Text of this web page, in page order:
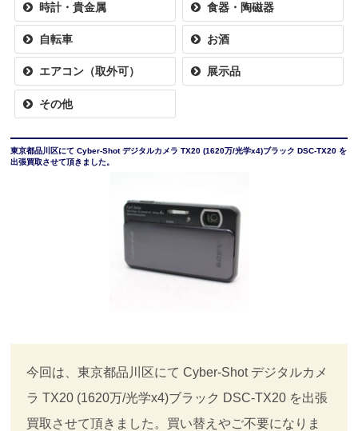
時計・貴金属 食器・陶磁器
自転車 お酒
エアコン（取外可） 展示品
その他
東京都品川区にて Cyber-Shot デジタルカメラ TX20 (1620万/光学x4)ブラック DSC-TX20 を
出張買取させて頂きました。
今回は、東京都品川区にて Cyber-Shot デジタルカメ
ラ TX20 (1620万/光学x4)ブラック DSC-TX20 を出張
買取させて頂きました。買い替えやご不要になりま